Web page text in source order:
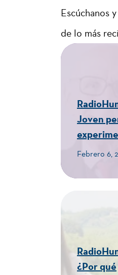
Escúchanos
de lo más
Joven
CUE
von
Febrero 6,
¿Por qué